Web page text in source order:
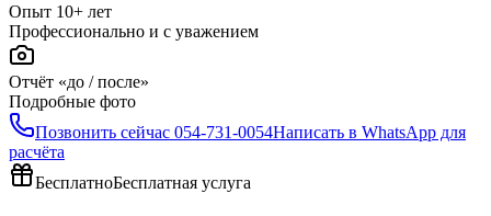
Опыт 10+ лет
Профессионально и с уважением
Отчёт «до / после»
Подробные фото
Позвонить сейчас 054-731-0054Написать в WhatsApp для
расчёта
БесплатноБесплатная услуга